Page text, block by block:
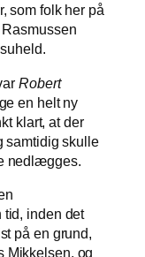
som folk her på
Robert
en helt ny
klart, at der
samtidig skulle
nedlægges.
tid, inden det
på en grund,
Mikkelsen, og